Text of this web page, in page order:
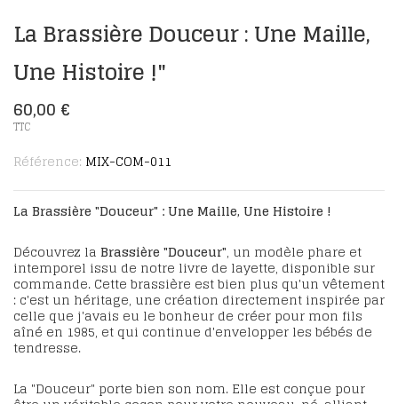
La Brassière Douceur : Une Maille,
Une Histoire !"
60,00 €
TTC
Référence: MIX-COM-011
La Brassière "Douceur" : Une Maille, Une Histoire !
Découvrez la Brassière "Douceur", un modèle phare et
intemporel issu de notre livre de layette, disponible sur
commande. Cette brassière est bien plus qu'un vêtement
: c'est un héritage, une création directement inspirée par
celle que j'avais eu le bonheur de créer pour mon fils
aîné en 1985, et qui continue d'envelopper les bébés de
tendresse.
La "Douceur" porte bien son nom. Elle est conçue pour